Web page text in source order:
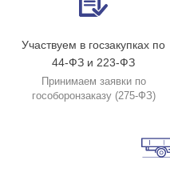
Участвуем в госзакупках по
44-ФЗ и 223-ФЗ
Принимаем заявки по
гособоронзаказу (275-ФЗ)